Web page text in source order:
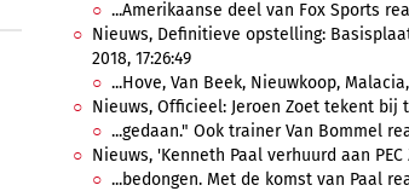
...Amerikaanse deel van Fox Sports rea
Nieuws, Definitieve opstelling:
2018, 17:26:49
...Hove, Van Beek, Nieuwkoop, Malacia,
Nieuws, Officieel: Jeroen Zoet tekent bij
...gedaan." Ook trainer Van Bommel
Nieuws, 'Kenneth Paal verhuurd aan
...bedongen. Met de komst van Paal